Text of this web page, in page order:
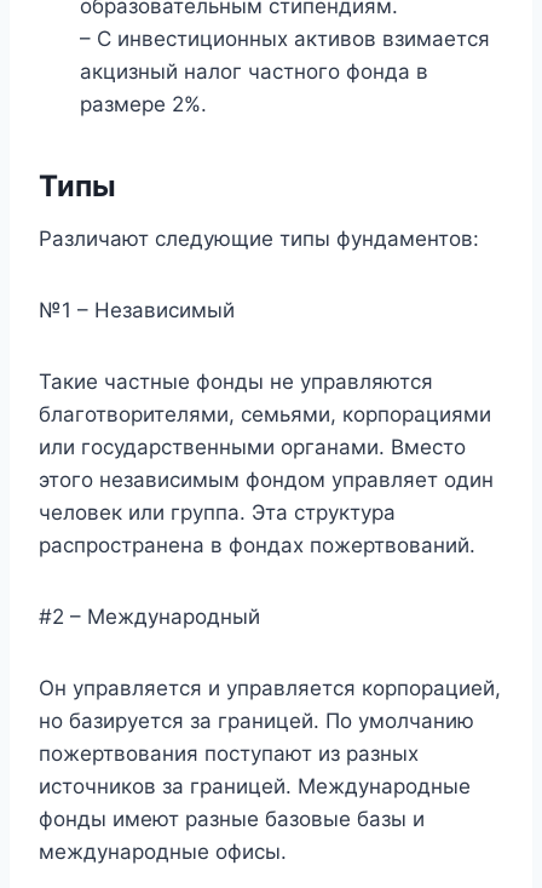
образовательным стипендиям.
– С инвестиционных активов взимается
акцизный налог частного фонда в
размере 2%.
Типы
Различают следующие типы фундаментов:
№1 – Независимый
Такие частные фонды не управляются
благотворителями, семьями, корпорациями
или государственными органами. Вместо
этого независимым фондом управляет один
человек или группа. Эта структура
распространена в фондах пожертвований.
#2 – Международный
Он управляется и управляется корпорацией,
но базируется за границей. По умолчанию
пожертвования поступают из разных
источников за границей. Международные
фонды имеют разные базовые базы и
международные офисы.